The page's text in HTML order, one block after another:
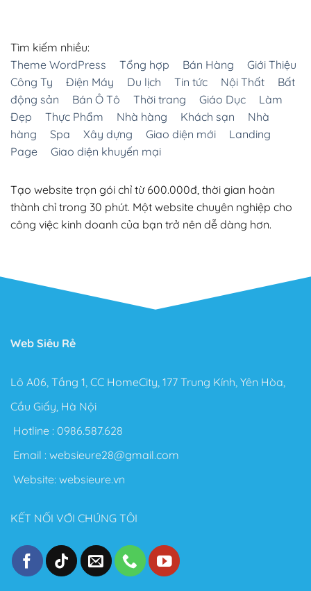
Tìm kiếm nhiều:
Theme WordPress
Tổng hợp Bán Hàng
Giới Thiệu
Công Ty
Điện Máy Du lịch Tin tức Nội Thất
Bất
động sản
Bán Ô Tô Thời trang Giáo Dục
Làm
Đẹp
Thực Phẩm Nhà hàng Khách sạn
Nhà
hàng
Spa Xây dựng Giao diện mới
Landing
Page
Giao diện khuyến mại
Tạo website trọn gói chỉ từ 600.000đ, thời gian hoàn
thành chỉ trong 30 phút. Một website chuyên nghiệp cho
công việc kinh doanh của bạn trở nên dễ dàng hơn.
Web Siêu Rẻ
Lô A06, Tầng 1, CC HomeCity, 177 Trung Kính, Yên Hòa,
Cầu Giấy, Hà Nội
Hotline : 0986.587.628
Email : websieure28@gmail.com
Website: websieure.vn
KẾT NỐI VỚI CHÚNG TÔI